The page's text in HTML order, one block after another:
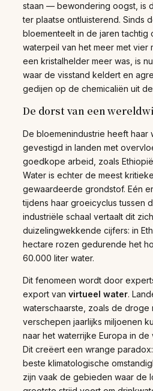
staan — bewondering oogst, is
ter plaatse ontluisterend. Sinds
bloementeelt in de jaren tachtig
waterpeil van het meer met vier
een kristalhelder meer was, is
waar de visstand keldert en
gedijen op de chemicaliën uit
De dorst van een
De bloemenindustrie heeft haar
gevestigd in landen met
goedkope arbeid, zoals
Water is echter de meest
gewaardeerde grondstof. Eén
tijdens haar groeicyclus tussen
industriële schaal vertaalt dit
duizelingwekkende cijfers: in
hectare rozen gedurende het
60.000 liter water.
Dit fenomeen wordt door
export van virtueel water.
waterschaarste, zoals de droge
verschepen jaarlijks miljoenen
naar het waterrijke Europa in de
Dit creëert een wrange
beste klimatologische
zijn vaak de gebieden waar de